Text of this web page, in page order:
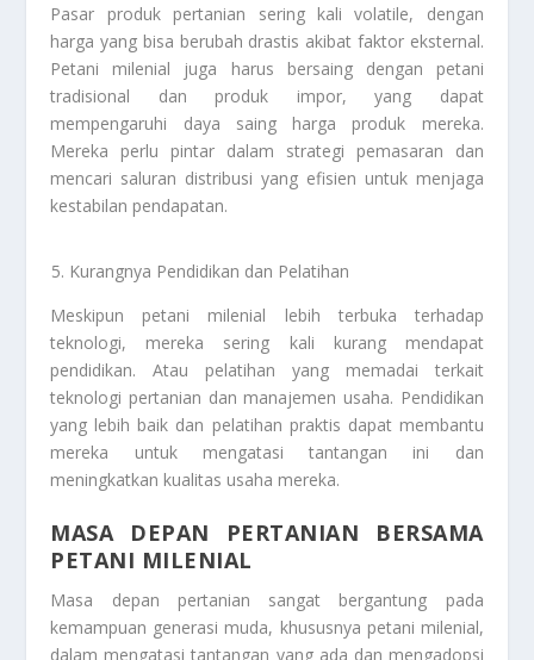
Pasar produk pertanian sering kali volatile, dengan
harga yang bisa berubah drastis akibat faktor eksternal.
Petani milenial juga harus bersaing dengan petani
tradisional dan produk impor, yang dapat
mempengaruhi daya saing harga produk mereka.
Mereka perlu pintar dalam strategi pemasaran dan
mencari saluran distribusi yang efisien untuk menjaga
kestabilan pendapatan.
Kurangnya Pendidikan dan Pelatihan
Meskipun petani milenial lebih terbuka terhadap
teknologi, mereka sering kali kurang mendapat
pendidikan. Atau pelatihan yang memadai terkait
teknologi pertanian dan manajemen usaha. Pendidikan
yang lebih baik dan pelatihan praktis dapat membantu
mereka untuk mengatasi tantangan ini dan
meningkatkan kualitas usaha mereka.
MASA DEPAN PERTANIAN BERSAMA
PETANI MILENIAL
Masa depan pertanian sangat bergantung pada
kemampuan generasi muda, khususnya petani milenial,
dalam mengatasi tantangan yang ada dan mengadopsi